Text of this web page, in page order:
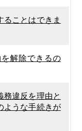
ることはできま
解除できるの
務違反を理由と
ような手続きが